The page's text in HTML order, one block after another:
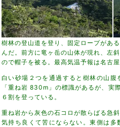
樹林の登山道を登り、固定ロープがあ
んだ。前方に竜ヶ岳の山体が現れ、左
ので帽子を被る。最高気温予報は名
白い砂場２つを通過すると樹林の山腹
「重ね岩 830m」の標識があるが、実
６割を登っている。
重ね岩から灰色の石コロが散らばる急
気持ち良くて苦にならない。東側は